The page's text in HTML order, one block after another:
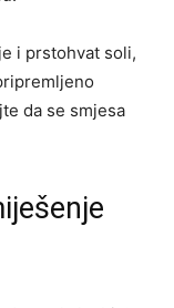
i prstohvat soli,
da se smjesa